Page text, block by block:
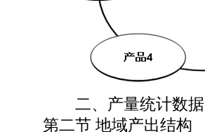
二、产量统计数据
第二节 地域产出结构